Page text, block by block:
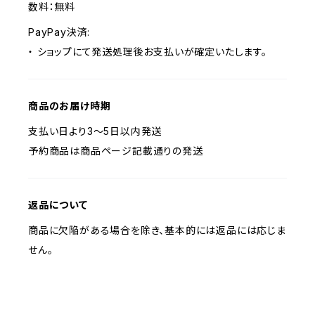
数料：無料
PayPay決済:
・ ショップにて発送処理後お支払いが確定いたします。
商品のお届け時期
支払い日より3～5日以内発送
予約商品は商品ページ記載通りの発送
返品について
商品に欠陥がある場合を除き、基本的には返品には応じま
せん。